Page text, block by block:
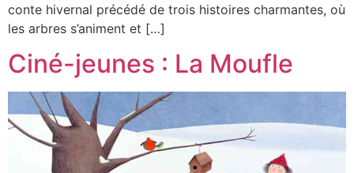
conte hivernal précédé de trois histoires charmantes, où
les arbres s’animent et […]
Ciné-jeunes : La Moufle